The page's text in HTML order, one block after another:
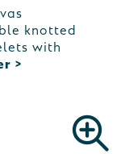
knotted
with